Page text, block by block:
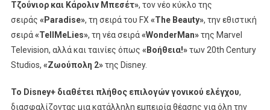
Τζούνιορ και Κάρολιν Μπεσέτ», τον νέο κύκλο της
σειράς «Paradise», τη σειρά του FX«The Beauty», την εθιστική
σειρά«Tell MeLies», τη νέα σειρά«Wonder Man»της Marvel
Television, αλλά και ταινίες όπως «Βοήθεια!»των 20th Century
Studios, «Ζωούπολη 2»της Disney.
Το Disney+ διαθέτει πλήθος επιλογών γονικού ελέγχου,
διασφαλίζοντας μια κατάλληλη εμπειρία θέασης για όλη την